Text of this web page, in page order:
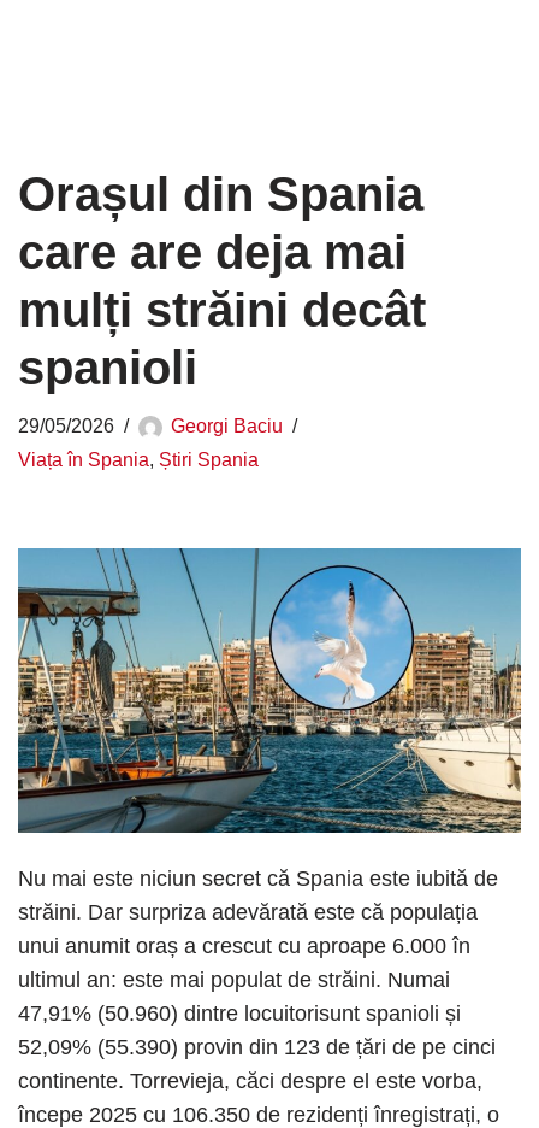
Orașul din Spania
care are deja mai
mulți străini decât
spanioli
29/05/2026
Georgi Baciu
Viața în Spania, Știri Spania
Nu mai este niciun secret că Spania este iubită de
străini. Dar surpriza adevărată este că populația
unui anumit oraș a crescut cu aproape 6.000 în
ultimul an: este mai populat de străini. Numai
47,91% (50.960) dintre locuitorisunt spanioli și
52,09% (55.390) provin din 123 de țări de pe cinci
continente. Torrevieja, căci despre el este vorba,
începe 2025 cu 106.350 de rezidenți înregistrați, o